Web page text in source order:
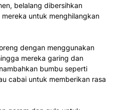
belalang dibersihkan
untuk menghilangkan
dengan menggunakan
mereka garing dan
bumbu seperti
cabai untuk memberikan rasa